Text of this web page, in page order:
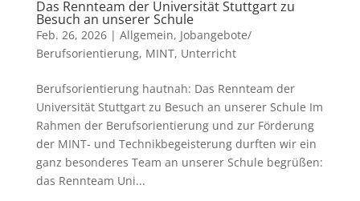
Das Rennteam der Universität Stuttgart zu
Besuch an unserer Schule
Feb. 26, 2026| Allgemein, Jobangebote/
Berufsorientierung, MINT, Unterricht
Berufsorientierung hautnah: Das Rennteam der
Universität Stuttgart zu Besuch an unserer Schule Im
Rahmen der Berufsorientierung und zur Förderung
der MINT- und Technikbegeisterung durften wir ein
ganz besonderes Team an unserer Schule begrüßen:
das Rennteam Uni...